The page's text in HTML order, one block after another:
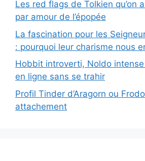
Les red flags de Tolkien qu’on
par amour de l’épopée
La fascination pour les
: pourquoi leur charisme nous
Hobbit introverti, Noldo
en ligne sans se trahir
Profil Tinder d’Aragorn ou
attachement